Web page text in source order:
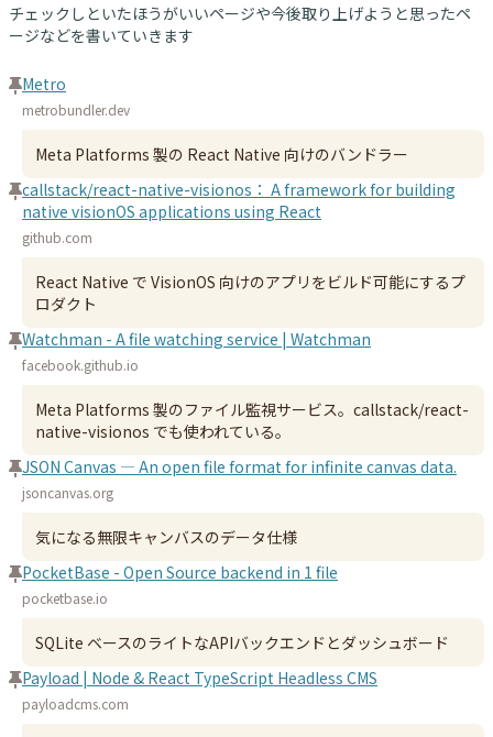
チェックしといたほうがいいページや今後取り上げようと思ったペ
ージなどを書いていきます
Metro
metrobundler.dev
Meta Platforms 製の React Native 向けのバンドラー
callstack/react-native-visionos： A framework for building
native visionOS applications using React
github.com
React Native で VisionOS 向けのアプリをビルド可能にするプ
ロダクト
Watchman - A file watching service | Watchman
facebook.github.io
Meta Platforms 製のファイル監視サービス。callstack/react-
native-visionos でも使われている。
JSON Canvas — An open file format for infinite canvas data.
jsoncanvas.org
気になる無限キャンバスのデータ仕様
PocketBase - Open Source backend in 1 file
pocketbase.io
SQLite ベースのライトなAPIバックエンドとダッシュボード
Payload | Node & React TypeScript Headless CMS
payloadcms.com